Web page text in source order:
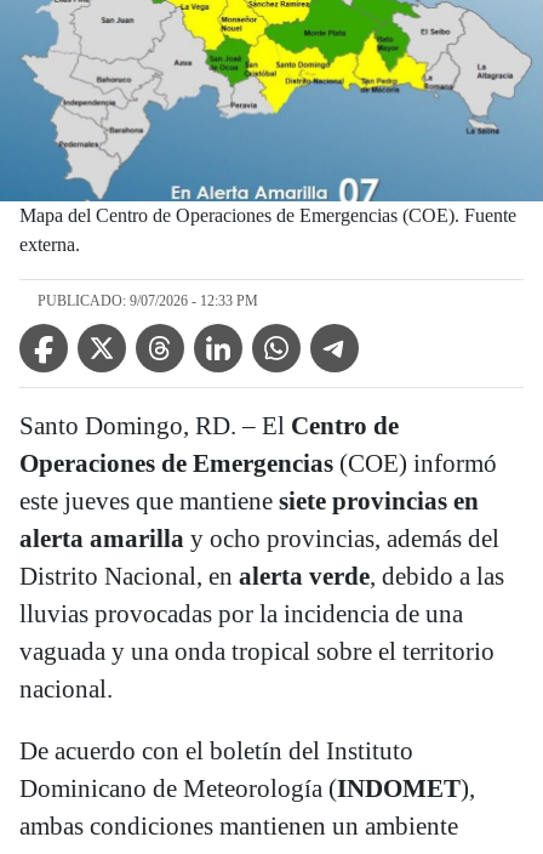
Mapa del Centro de Operaciones de Emergencias (COE). Fuente
externa.
PUBLICADO: 9/07/2026 - 12:33 PM
Facebook IconTwitter IconThreads IconLinkedin IconWhatsApp IconTelegram Icon
Santo Domingo, RD. – El Centro de
Operaciones de Emergencias (COE) informó
este jueves que mantiene siete provincias en
alerta amarilla y ocho provincias, además del
Distrito Nacional, en alerta verde, debido a las
lluvias provocadas por la incidencia de una
vaguada y una onda tropical sobre el territorio
nacional.
De acuerdo con el boletín del Instituto
Dominicano de Meteorología (INDOMET),
ambas condiciones mantienen un ambiente